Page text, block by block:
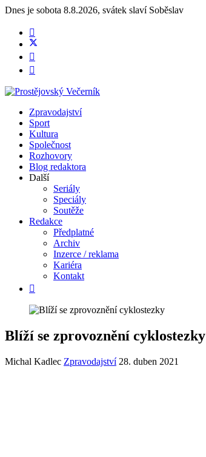
Dnes je sobota 8.8.2026, svátek slaví Soběslav
Zpravodajství
Sport
Kultura
Společnost
Rozhovory
Blog redaktora
Další
Seriály
Speciály
Soutěže
Redakce
Předplatné
Archiv
Inzerce / reklama
Kariéra
Kontakt
Blíží se zprovoznění cyklostezky
Michal Kadlec Zpravodajství 28. duben 2021